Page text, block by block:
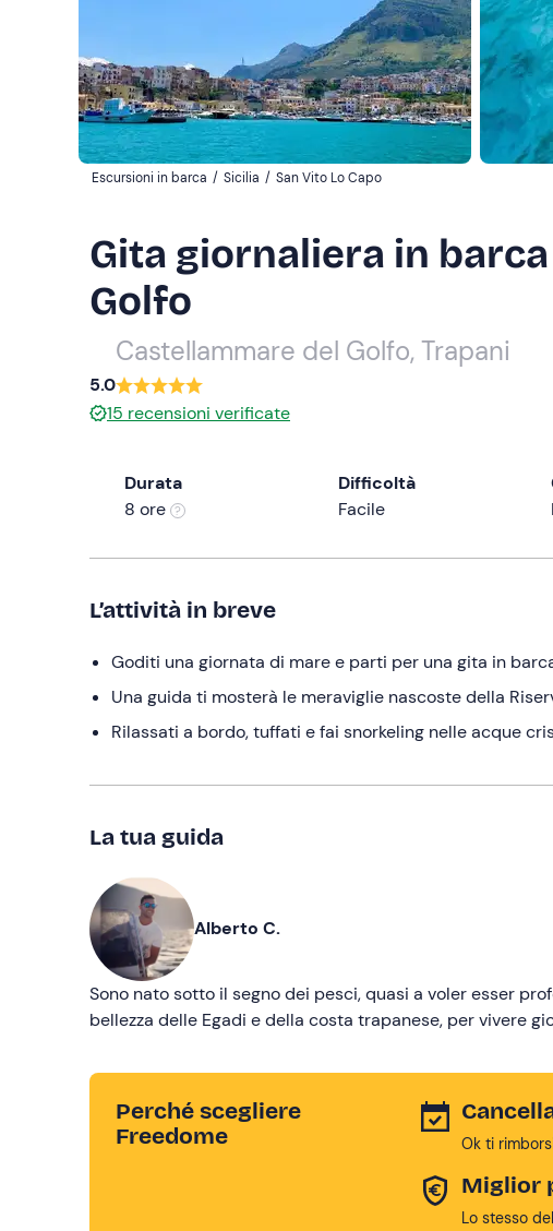
Escursioni in barca / Sicilia / San Vito Lo Capo
Gita giornaliera in
Golfo
Castellammare del Golfo, Trapani
5.0
15 recensioni verificate
Durata
8 ore
Difficoltà
Facile
L’attività in breve
Goditi una giornata di mare e parti per una gita in
Una guida ti mosterà le meraviglie nascoste della
Rilassati a bordo, tuffati e fai snorkeling nelle acque
La tua guida
Alberto C.
Sono nato sotto il segno dei pesci, quasi a voler esser
bellezza delle Egadi e della costa trapanese, per vivere
Perché scegliere
Freedome
Ok ti
Miglior
Lo stesso